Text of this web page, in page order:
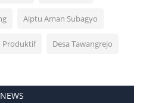
Aiptu Aman Subagyo
Produktif Desa Tawangrejo